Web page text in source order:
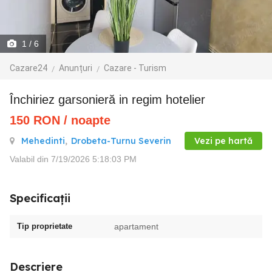
1 / 6
Cazare24 Anunțuri Cazare - Turism
Închiriez garsonieră in regim hotelier
150 RON / noapte
Mehedinti, Drobeta-Turnu Severin Vezi pe hartă
Valabil din 7/19/2026 5:18:03 PM
Specificații
Tip proprietate apartament
Descriere